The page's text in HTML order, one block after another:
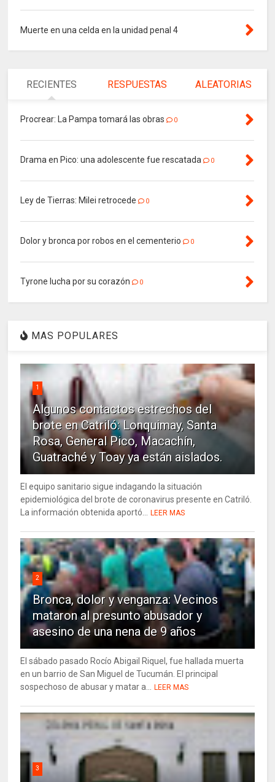
Muerte en una celda en la unidad penal 4
RECIENTES RESPUESTAS ALEATORIAS
Procrear: La Pampa tomará las obras 0
Drama en Pico: una adolescente fue rescatada 0
Ley de Tierras: Milei retrocede 0
Dolor y bronca por robos en el cementerio 0
Tyrone lucha por su corazón 0
MAS POPULARES
1
Algunos contactos estrechos del
brote en Catriló: Lonquimay, Santa
Rosa, General Pico, Macachín,
Guatraché y Toay ya están aislados.
El equipo sanitario sigue indagando la situación
epidemiológica del brote de coronavirus presente en Catriló.
La información obtenida aportó...
LEER MAS
2
Bronca, dolor y venganza: Vecinos
mataron al presunto abusador y
asesino de una nena de 9 años
El sábado pasado Rocío Abigail Riquel, fue hallada muerta
en un barrio de San Miguel de Tucumán. El principal
sospechoso de abusar y matar a...
LEER MAS
3